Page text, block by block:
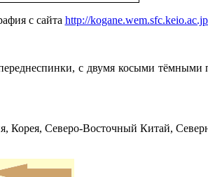
с сайта http://
с двумя косыми
Северо-Восточный Китай,